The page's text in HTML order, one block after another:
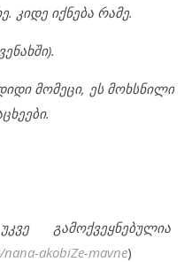
კიდე იქნება რამე.
მომეცი, ეს მოხსნილი
გამოქვეყნებულია
akobiZe-mavne)